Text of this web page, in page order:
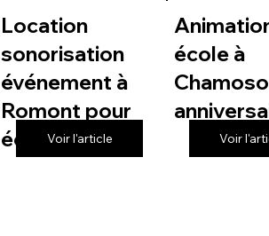
Location
sonorisation
événement à
Romont pour
écoleVoir l'article
école à
Voir